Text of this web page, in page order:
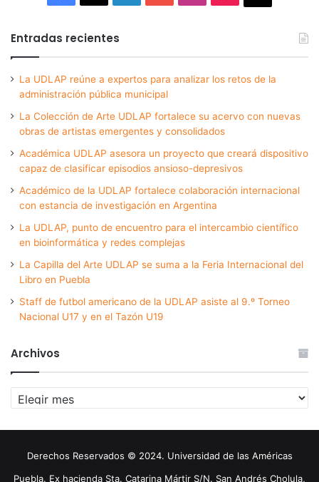
Entradas recientes
La UDLAP reúne a expertos para analizar los retos de la
administración pública municipal
La Colección de Arte UDLAP fortalece su acervo con nuevas
obras de artistas emergentes y consolidados
Académica UDLAP asesora un proyecto que creará dispositivo
capaz de clasificar episodios ansioso-depresivos
Académico de la UDLAP fortalece colaboración internacional
con estancia de investigación en Argentina
La UDLAP, punto de encuentro para el intercambio científico
en bioinformática y redes complejas
La Capilla del Arte UDLAP se suma a la Feria Internacional del
Libro en Puebla
Staff de futbol americano de la UDLAP asiste al 9.º Torneo
Nacional U17 y en el Tazón U19
Archivos
Archivos
Derechos Reservados © 2024. Universidad de las Américas
Puebla. Ex hacienda Sta. Catarina Mártir S/N. San Andrés Cholula,